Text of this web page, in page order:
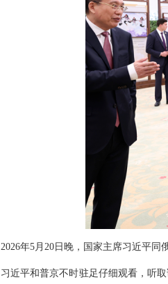
2026年5月20日晚，国家主席习近平
习近平和普京不时驻足仔细观看，听